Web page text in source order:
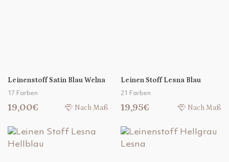
Leinenstoff Satin Blau Welna
17 Farben
19,00€ Nach Maß
Leinen Stoff Lesna Blau
21 Farben
19,95€ Nach Maß